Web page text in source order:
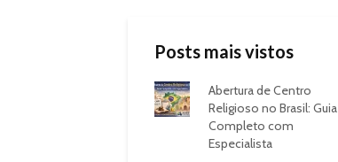
Posts mais vistos
Abertura de Centro
Religioso no Brasil: Guia
Completo com
Especialista